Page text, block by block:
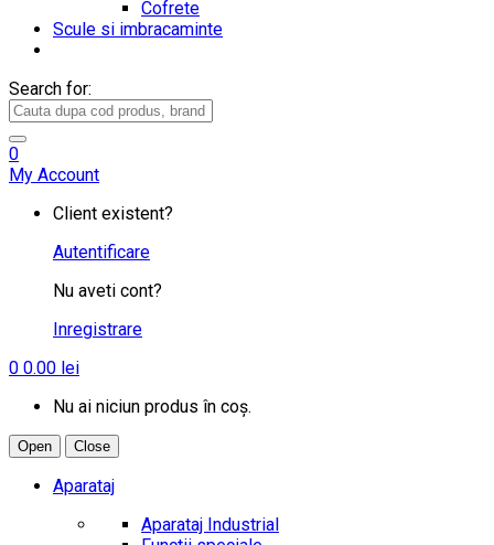
Cofrete
Scule si imbracaminte
Search for:
0
My Account
Client existent?
Autentificare
Nu aveti cont?
Inregistrare
0 0.00 lei
Nu ai niciun produs în coș.
Open Close
Aparataj
Aparataj Industrial